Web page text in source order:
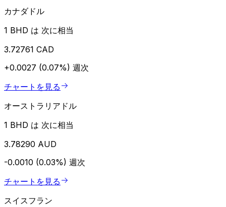
カナダドル
1 BHD は 次に相当
3.72761 CAD
+0.0027 (0.07%) 週次
チャートを見る
オーストラリアドル
1 BHD は 次に相当
3.78290 AUD
-0.0010 (0.03%) 週次
チャートを見る
スイスフラン